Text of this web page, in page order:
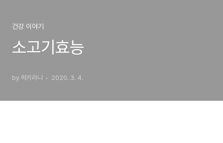
건강 이야기
소고기효능
by 럭키라니 2020. 3. 4.